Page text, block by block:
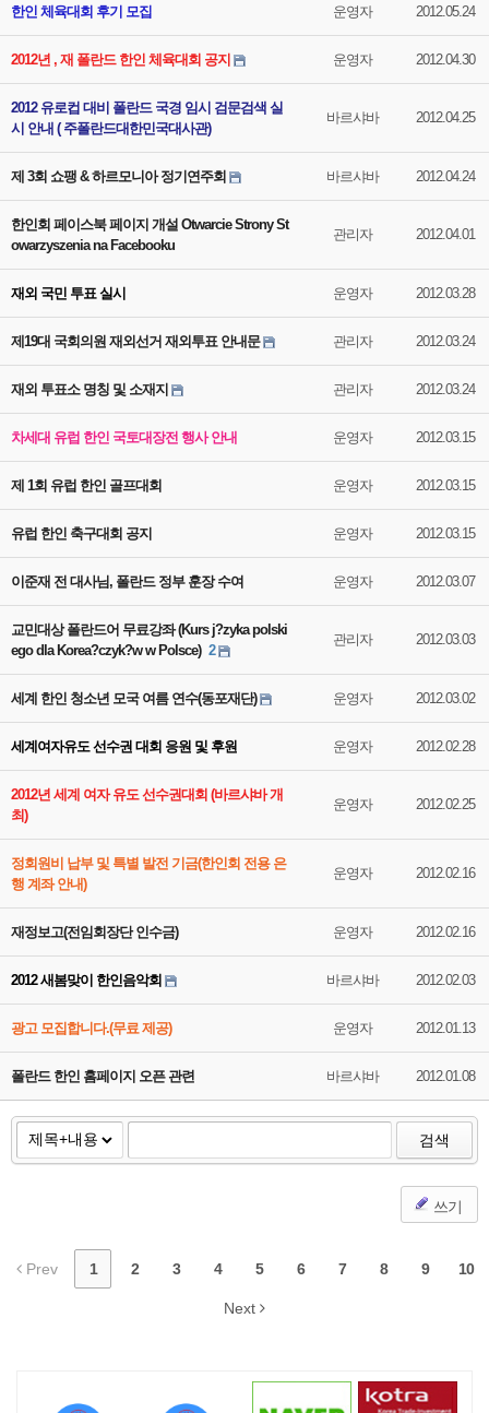
한인 체육대회 후기 모집 운영자 2012.05.24
2012년 , 재 폴란드 한인 체육대회 공지 운영자 2012.04.30
2012 유로컵 대비 폴란드 국경 임시 검문검색 실
시 안내 ( 주폴란드대한민국대사관)
바르샤바 2012.04.25
제 3회 쇼팽 & 하르모니아 정기연주회 바르샤바 2012.04.24
한인회 페이스북 페이지 개설 Otwarcie Strony St
owarzyszenia na Facebooku
관리자 2012.04.01
재외 국민 투표 실시 운영자 2012.03.28
제19대 국회의원 재외선거 재외투표 안내문 관리자 2012.03.24
재외 투표소 명칭 및 소재지 관리자 2012.03.24
차세대 유럽 한인 국토대장전 행사 안내 운영자 2012.03.15
제 1회 유럽 한인 골프대회 운영자 2012.03.15
유럽 한인 축구대회 공지 운영자 2012.03.15
이준재 전 대사님, 폴란드 정부 훈장 수여 운영자 2012.03.07
교민대상 폴란드어 무료강좌 (Kurs j?zyka polski
ego dla Korea?czyk?w w Polsce) 2
관리자 2012.03.03
세계 한인 청소년 모국 여름 연수(동포재단) 운영자 2012.03.02
세계여자유도 선수권 대회 응원 및 후원 운영자 2012.02.28
2012년 세계 여자 유도 선수권대회 (바르샤바 개
최)
운영자 2012.02.25
정회원비 납부 및 특별 발전 기금(한인회 전용 은
행 계좌 안내)
운영자 2012.02.16
재정보고(전임회장단 인수금) 운영자 2012.02.16
2012 새봄맞이 한인음악회 바르샤바 2012.02.03
광고 모집합니다.(무료 제공) 운영자 2012.01.13
폴란드 한인 홈페이지 오픈 관련 바르샤바 2012.01.08
검색
쓰기
Prev 1 2 3 4 5 6 7 8 9 10
Next